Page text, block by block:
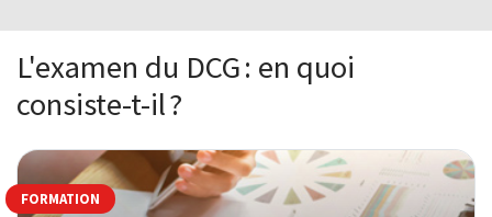
L'examen du DCG : en quoi
consiste-t-il ?
FORMATION